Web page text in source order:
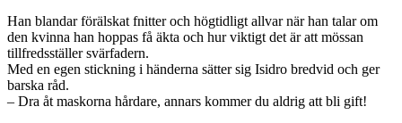
Han blandar förälskat fnitter och högtidligt allvar när han talar om
den kvinna han hoppas få äkta och hur viktigt det är att mössan
tillfredsställer svärfadern.
Med en egen stickning i händerna sätter sig Isidro bredvid och ger
barska råd.
– Dra åt maskorna hårdare, annars kommer du aldrig att bli gift!